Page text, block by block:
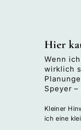
Hier
Wenn
wirklich
Speyer
Kleiner
ich eine